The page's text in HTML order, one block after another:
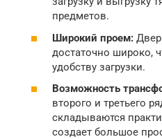
предметов.
Широкий проем:
достаточно широко,
удобству загрузки.
Возможность
второго и третьего
складываются
создает большое